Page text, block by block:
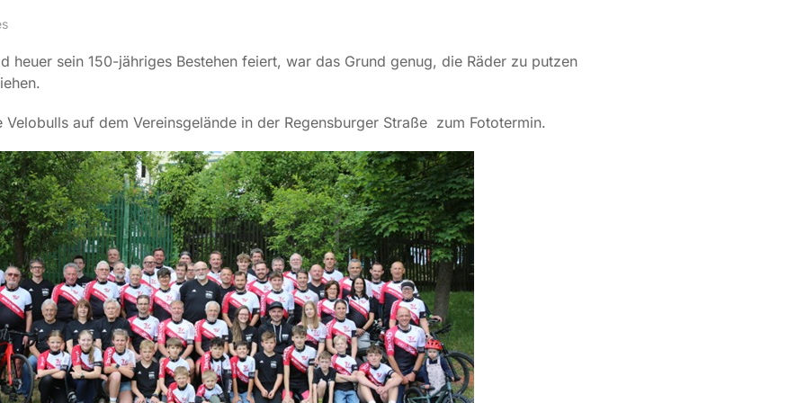
heuer sein 150-jähriges Bestehen feiert, war das Grund genug, die Räder zu putzen
auf dem Vereinsgelände in der Regensburger Straße zum Fototermin.